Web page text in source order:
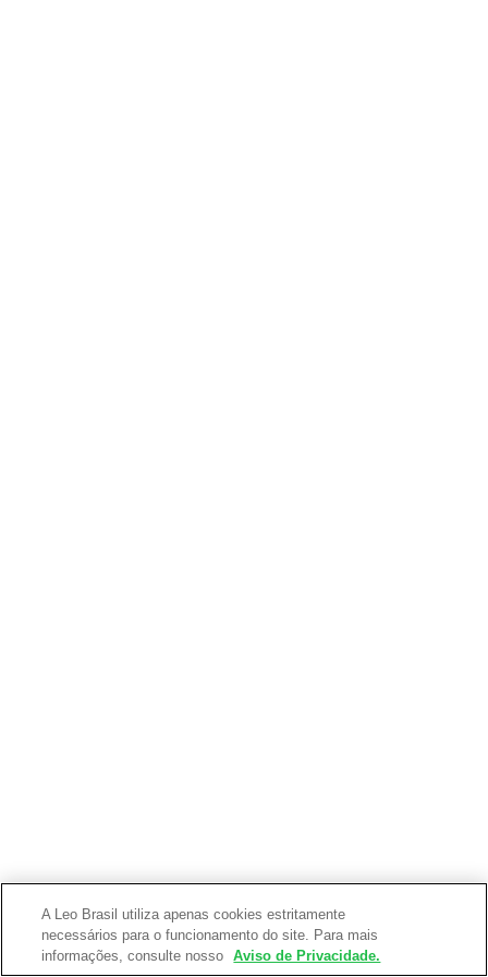
A Leo Brasil utiliza apenas cookies estritamente
necessários para o funcionamento do site. Para mais
informações, consulte nosso
Aviso de Privacidade.